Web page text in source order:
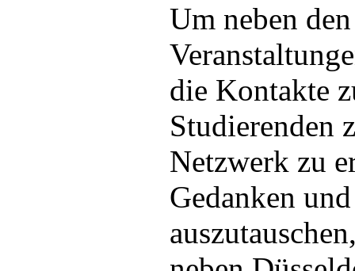
Um neben
die Kontakte
Studierenden
Netzwerk zu
Gedanken